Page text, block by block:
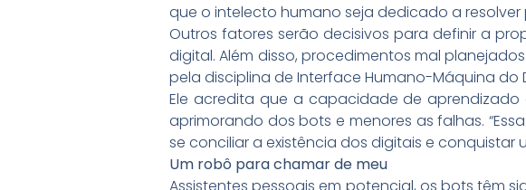
que o intelecto humano seja dedicado a resolver
Outros fatores serão decisivos para definir a
digital. Além disso, procedimentos mal
pela disciplina de Interface Humano-Máquina
Ele acredita que a capacidade de
aprimorando dos bots e menores as falhas.
se conciliar a existência dos digitais e conquistar
Um robô para chamar de meu